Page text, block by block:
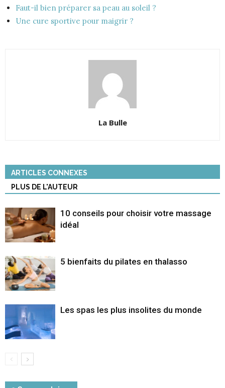
Faut-il bien préparer sa peau au soleil ?
Une cure sportive pour maigrir ?
La Bulle
ARTICLES CONNEXES
PLUS DE L'AUTEUR
10 conseils pour choisir votre massage
idéal
5 bienfaits du pilates en thalasso
Les spas les plus insolites du monde